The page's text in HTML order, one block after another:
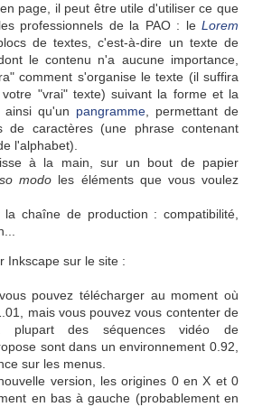
page, il peut être utile d'utiliser ce que
professionnels de la PAO : le Lorem
de textes, c'est-à-dire un texte de
le contenu n'a aucune importance,
comment s'organise le texte (il suffira
"vrai" texte) suivant la forme et la
qu'un pangramme, permettant de
de caractères (une phrase contenant
l'alphabet).
à la main, sur un bout de papier
modo les éléments que vous voulez
chaîne de production : compatibilité,
Inkscape sur le site :
pouvez télécharger au moment où
mais vous pouvez vous contenter de
des séquences vidéo de
sont dans un environnement 0.92,
sur les menus.
version, les origines 0 en X et 0
en bas à gauche (probablement en